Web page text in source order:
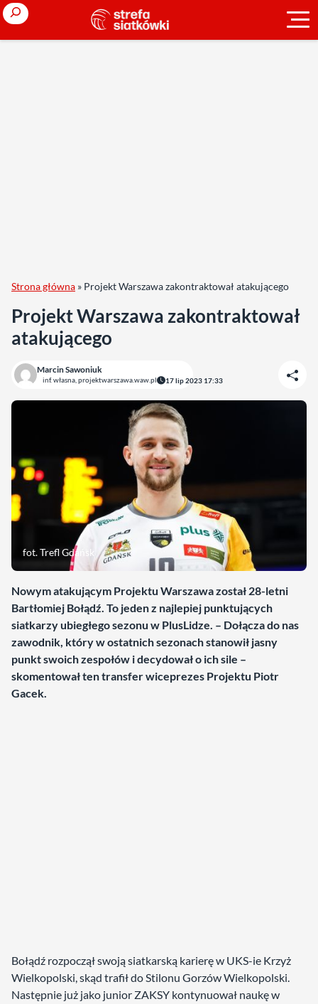
Search
Strona główna » Projekt Warszawa zakontraktował atakującego
Projekt Warszawa zakontraktował
atakującego
Marcin Sawoniuk
inf. własna, projektwarszawa.waw.pl 17 lip 2023 17:33
fot. Trefl Gdańsk
Nowym atakującym Projektu Warszawa został 28-letni
Bartłomiej Bołądź. To jeden z najlepiej punktujących
siatkarzy ubiegłego sezonu w PlusLidze. – Dołącza do nas
zawodnik, który w ostatnich sezonach stanowił jasny
punkt swoich zespołów i decydował o ich sile –
skomentował ten transfer wiceprezes Projektu Piotr
Gacek.
Bołądź rozpoczął swoją siatkarską karierę w UKS-ie Krzyż
Wielkopolski, skąd trafił do Stilonu Gorzów Wielkopolski.
Następnie już jako junior ZAKSY kontynuował naukę w